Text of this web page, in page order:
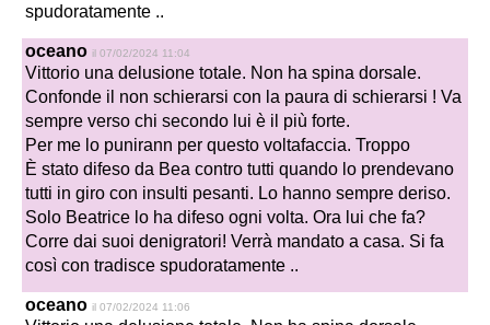
spudoratamente ..
oceano il 07/02/2024 11:04
Vittorio una delusione totale. Non ha spina dorsale.
Confonde il non schierarsi con la paura di schierarsi ! Va
sempre verso chi secondo lui è il più forte.
Per me lo punirann per questo voltafaccia. Troppo
È stato difeso da Bea contro tutti quando lo prendevano
tutti in giro con insulti pesanti. Lo hanno sempre deriso.
Solo Beatrice lo ha difeso ogni volta. Ora lui che fa?
Corre dai suoi denigratori! Verrà mandato a casa. Si fa
così con tradisce spudoratamente ..
oceano il 07/02/2024 11:06